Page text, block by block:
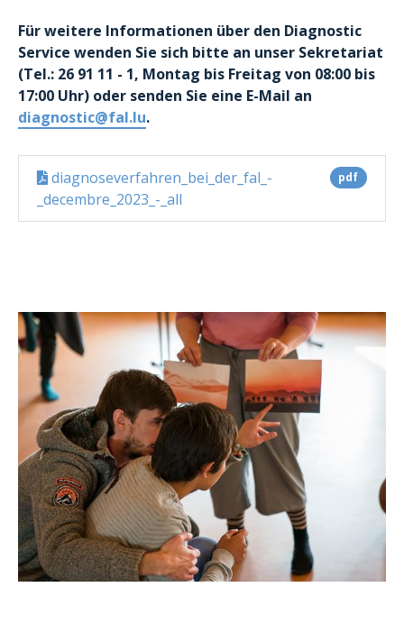
Für weitere Informationen über den Diagnostic
Service wenden Sie sich bitte an unser Sekretariat
(Tel.: 26 91 11 - 1, Montag bis Freitag von 08:00 bis
17:00 Uhr) oder senden Sie eine E-Mail an
diagnostic@fal.lu.
pdf
diagnoseverfahren_bei_der_fal_-
_decembre_2023_-_all